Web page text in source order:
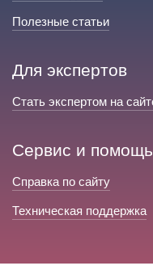
Полезные статьи
Для экспертов
Стать экспертом на
Сервис и помощь
Справка по сайту
Техническая поддержка